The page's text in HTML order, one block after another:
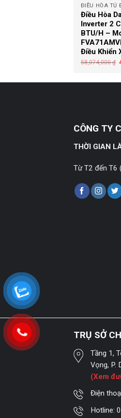
ĐIỀU HÒA TỦ
Điều Hòa
Inverter 2
BTU/H –
Điều Khiển
58,074,000₫
CÔNG TY
THỜI GIAN
Từ T2 đến T6
TRỤ SỞ
Tầng 1,
Vọng, P.
(Xem
Điện
Hotline: